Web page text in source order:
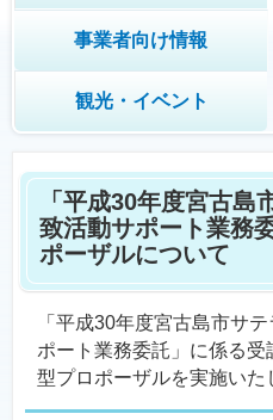
事業者向け情報
観光・イベント
「平成30年度宮古島
致活動サポート業務
ポーザルについて
「平成30年度宮古島市サ
ポート業務委託」に係る
型プロポーザルを実施いた